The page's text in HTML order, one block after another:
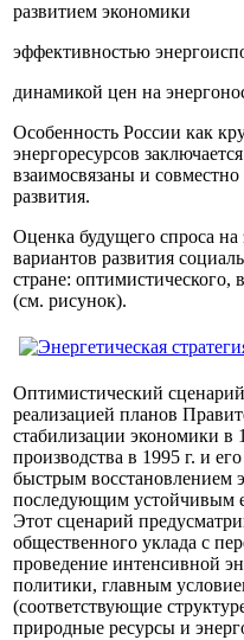
развитием экономики
эффективностью
динамикой цен на
Особенность России как
энергоресурсов
взаимосвязаны и
развития.
Оценка будущего спроса
вариантов развития
стране: оптимистического,
(см. рисунок).
Оптимистический
реализацией планов
стабилизации экономики в
производства в 1995 г. и
быстрым восстановлением
последующим устойчивым
Этот сценарий
общественного уклада с
проведение интенсивной
политики, главным
(соответствующие
природные ресурсы и